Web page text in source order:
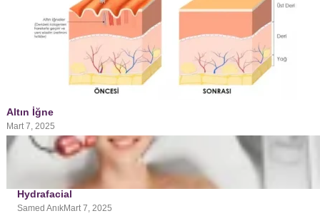
Altın İğne
Mart 7, 2025
Hydrafacial
Samed AnıkMart 7, 2025